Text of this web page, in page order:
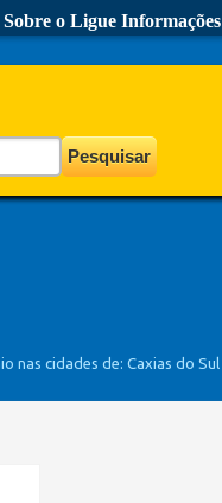
Sobre o Ligue Informações
nas cidades de: Caxias do Sul